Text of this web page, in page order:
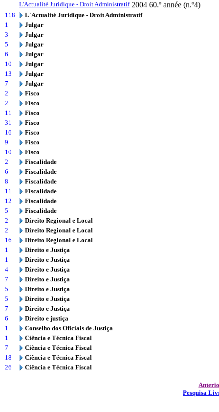
L'Actualité Juridique - Droit Administratif 2004 60.º année (n.º4)
118
L'Actualité Juridique - Droit Administratif
1
Julgar
3
Julgar
5
Julgar
6
Julgar
10
Julgar
13
Julgar
7
Julgar
2
Fisco
2
Fisco
11
Fisco
31
Fisco
16
Fisco
9
Fisco
10
Fisco
2
Fiscalidade
6
Fiscalidade
8
Fiscalidade
11
Fiscalidade
12
Fiscalidade
5
Fiscalidade
2
Direito Regional e Local
2
Direito Regional e Local
16
Direito Regional e Local
1
Direito e Justiça
1
Direito e Justiça
4
Direito e Justiça
7
Direito e Justiça
5
Direito e Justiça
5
Direito e Justiça
7
Direito e Justiça
6
Direito e justiça
1
Conselho dos Oficiais de Justiça
1
Ciência e Técnica Fiscal
7
Ciência e Técnica Fiscal
18
Ciência e Técnica Fiscal
26
Ciência e Técnica Fiscal
Pesquisa